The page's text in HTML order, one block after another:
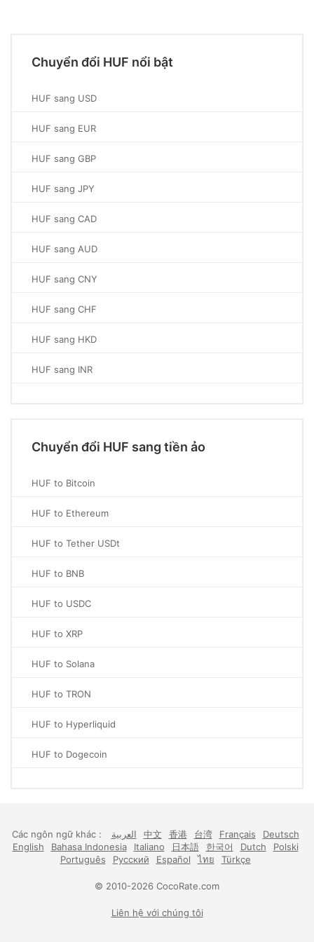
Chuyển đổi HUF nổi bật
HUF sang USD
HUF sang EUR
HUF sang GBP
HUF sang JPY
HUF sang CAD
HUF sang AUD
HUF sang CNY
HUF sang CHF
HUF sang HKD
HUF sang INR
Chuyển đổi HUF sang tiền ảo
HUF to Bitcoin
HUF to Ethereum
HUF to Tether USDt
HUF to BNB
HUF to USDC
HUF to XRP
HUF to Solana
HUF to TRON
HUF to Hyperliquid
HUF to Dogecoin
Các ngôn ngữ khác : العربية 中文 香港 台湾 Français
Deutsch
English
Bahasa Indonesia Italiano 日本語 한국어 Dutch
Polski
Português
Русский Español ไทย Türkçe
© 2010-2026 CocoRate.com
Liên hệ với chúng tôi